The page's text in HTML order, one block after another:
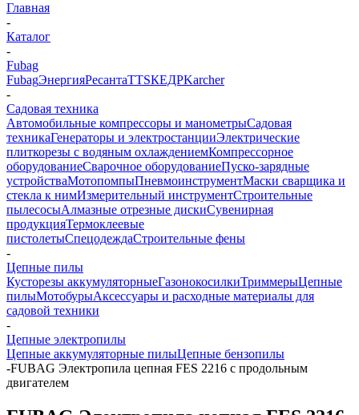
Главная
-
Каталог
-
Fubag
FubagЭнергияРесантаTTSКЕДРKarcher
-
Садовая техника
Автомобильные компрессоры и манометрыСадовая
техникаГенераторы и электростанцииЭлектрические
плиткорезы с водяным охлаждениемКомпрессорное
оборудованиеСварочное оборудованиеПуско-зарядные
устройстваМотопомпыПневмоинструментМаски сварщика и
стекла к нимИзмерительный инструментСтроительные
пылесосыАлмазные отрезные дискиСувенирная
продукцияТермоклеевые
пистолетыСпецодеждаСтроительные фены
-
Цепные пилы
Кусторезы аккумуляторныеГазонокосилкиТриммерыЦепные
пилыМотобурыАксессуары и расходные материалы для
садовой техники
-
Цепные электропилы
Цепные аккумуляторные пилыЦепные бензопилы
-FUBAG Электропила цепная FES 2216 с продольным
двигателем